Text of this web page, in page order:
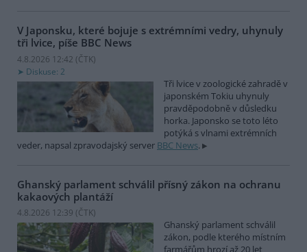
V Japonsku, které bojuje s extrémními vedry, uhynuly
tři lvice, píše BBC News
4.8.2026 12:42 (ČTK)
Diskuse: 2
Tři lvice v zoologické zahradě v
japonském Tokiu uhynuly
pravděpodobně v důsledku
horka. Japonsko se toto léto
potýká s vlnami extrémních
veder, napsal zpravodajský server BBC News.
Ghanský parlament schválil přísný zákon na ochranu
kakaových plantáží
4.8.2026 12:39 (ČTK)
Ghanský parlament schválil
zákon, podle kterého místním
farmářům hrozí až 20 let